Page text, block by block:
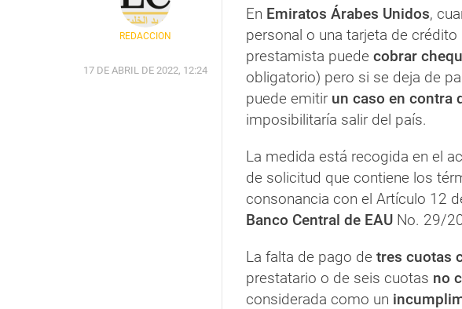
REDACCIÓN
17 DE ABRIL DE 2022, 12:24
En Emiratos Árabes Unidos,
personal o una tarjeta de crédito
prestamista puede cobrar
obligatorio) pero si se deja de
puede emitir un caso en contra
imposibilitaría salir del país.
La medida está recogida en el
de solicitud que contiene los
consonancia con el Artículo 12
Banco Central de EAU No. 29/
La falta de pago de tres cuotas
prestatario o de seis cuotas no
considerada como un